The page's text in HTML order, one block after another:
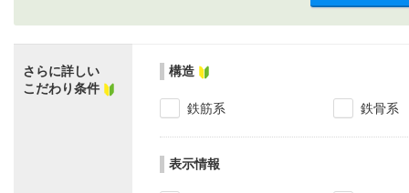
さらに詳しい
こだわり条件
構造
鉄筋系 鉄骨系
表示情報